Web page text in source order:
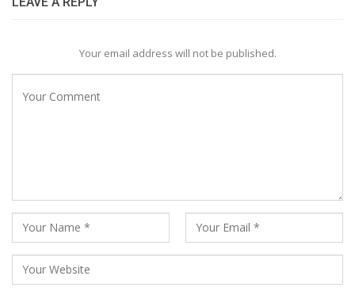
Your email address will not be published.